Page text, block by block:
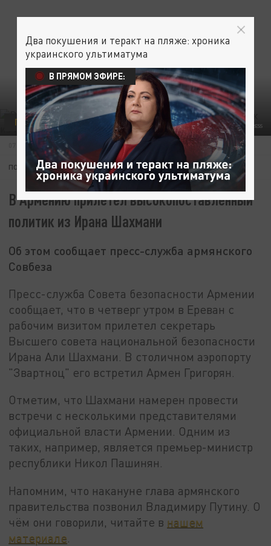
/ФОТО: JERZY DABROWSKI/ZUMAPRESS.COM/GLOBALLOOKPRESS
ПОЛИТИКА
07 ИЮЛЯ 12:23
ПОДПИШИТЕСЬ:
В Армению прилетел высокопоставленный
политик из Ирана Шахмани
Об этом сообщает пресс-служба армянского
Совбеза
Пресс-служба Совета безопасности Армении
сообщает, что в четверг утром в Ереван с
рабочим визитом прилетел секретарь
Высшего совета национальной безопасности
Ирана Али Шахмани. В столичном аэропорту
"Звартноц" его встретил Армен Григорян.
Отметим, что Шахмани намерен провести
встречи с несколькими представителями
официальной власти Армении. Одним из
таких, например, является премьер-министр
республики Никол Пашинян.
Напомним, что накануне глава армянского
правительства позвонил Владимиру Путину. О
чём они говорили, читайте в нашем
материале
Два покушения и теракт на пляже: хроника
украинского ультиматума
В ПРЯМОМ ЭФИРЕ: